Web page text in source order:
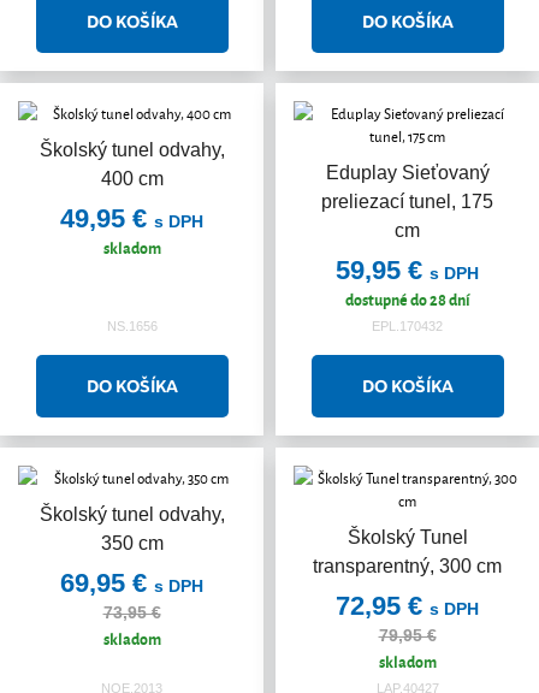
Školský tunel odvahy,
400 cm
49,95 € s DPH
skladom
NS.1656
Eduplay Sieťovaný
preliezací tunel, 175
cm
59,95 € s DPH
dostupné do 28 dní
EPL.170432
Školský tunel odvahy,
350 cm
69,95 € s DPH
73,95 €
skladom
NOE.2013
Školský Tunel
transparentný, 300 cm
72,95 € s DPH
79,95 €
skladom
LAP.40427